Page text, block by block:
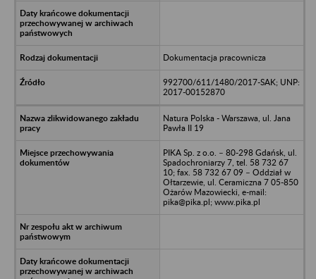
Dokumentacja pracownicza
992700/611/1480/2017-SAK; UNP:
2017-00152870
Natura Polska - Warszawa, ul. Jana
Pawła II 19
PIKA Sp. z o.o. – 80-298 Gdańsk, ul.
Spadochroniarzy 7, tel. 58 732 67
10; fax. 58 732 67 09 – Oddział w
Ołtarzewie, ul. Ceramiczna 7 05-850
Ożarów Mazowiecki, e-mail:
pika@pika.pl; www.pika.pl